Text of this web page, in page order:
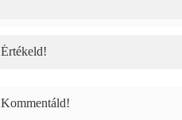
Értékeld!
Kommentáld!